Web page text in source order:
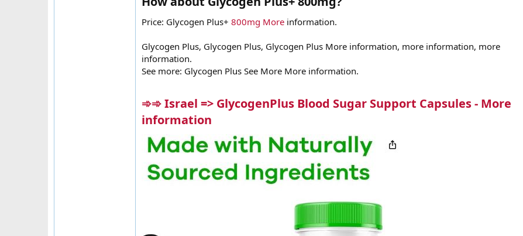
Price: Glycogen Plus+ 800mg More information.
Glycogen Plus, Glycogen Plus, Glycogen Plus More information, more information, more
information.
See more: Glycogen Plus See More More information.
➾➾ Israel => GlycogenPlus Blood Sugar Support Capsules - More
information